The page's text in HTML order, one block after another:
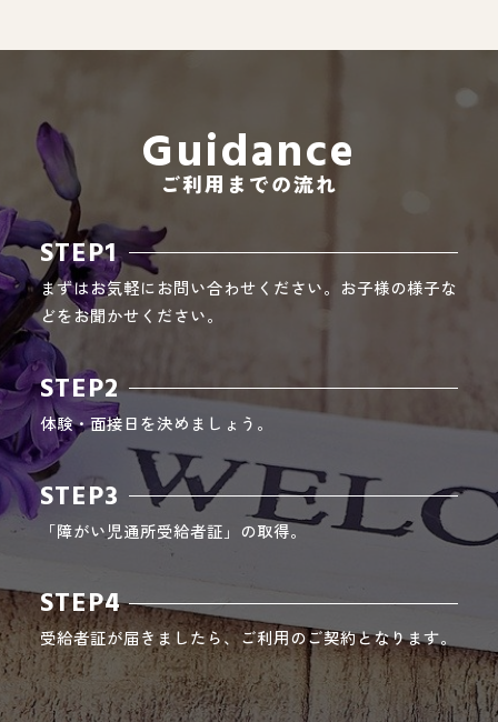
オールピース代表の部屋Guidance
ご利用までの流れ
STEP1
まずはお気軽にお問い合わせください。お子様の様子な
どをお聞かせください。
STEP2
体験・面接日を決めましょう。
STEP3
「障がい児通所受給者証」の取得。
STEP4
受給者証が届きましたら、ご利用のご契約となります。